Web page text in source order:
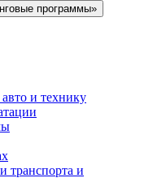
программы»
и технику
транспорта и